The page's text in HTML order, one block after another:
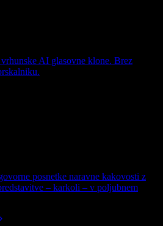
AI glasovne klone. Brez
posnetke naravne kakovosti z
– karkoli – v poljubnem